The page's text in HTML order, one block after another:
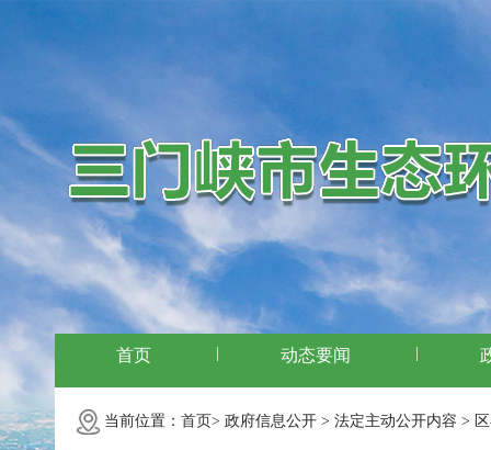
首页 动态要闻
当前位置： 首页> 政府信息公开 > 法定主动公开内容 >